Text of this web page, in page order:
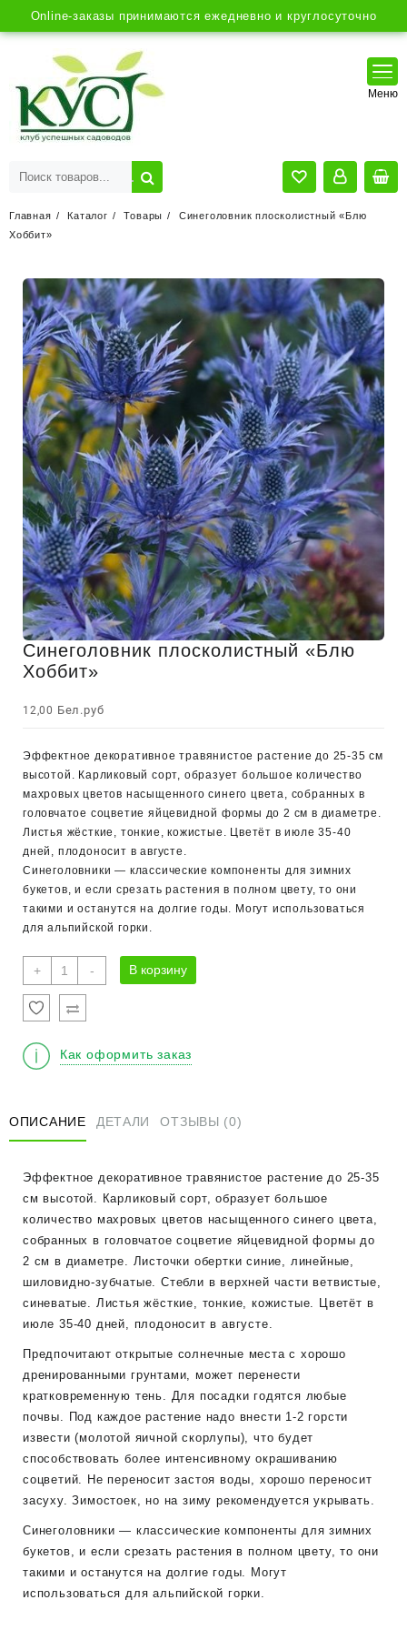
Online-заказы принимаются ежедневно и круглосуточно
Главная Каталог Товары
Синеголовник плосколистный «Блю
Хоббит»
Синеголовник плосколистный «Блю
Хоббит»
12,00 Бел.руб
Эффектное декоративное травянистое растение до 25-35 см
высотой. Карликовый сорт, образует большое количество
махровых цветов насыщенного синего цвета, собранных в
головчатое соцветие яйцевидной формы до 2 см в диаметре.
Листья жёсткие, тонкие, кожистые. Цветёт в июле 35-40
дней, плодоносит в августе.
Синеголовники — классические компоненты для зимних
букетов, и если срезать растения в полном цвету, то они
такими и останутся на долгие годы. Могут использоваться
для альпийской горки.
+
Количество
товара
Синеголовник
плосколистный
Хоббит"
- В корзину
Как оформить заказ
ОПИСАНИЕ ДЕТАЛИ ОТЗЫВЫ (0)
Эффектное декоративное травянистое растение до 25-35
см высотой. Карликовый сорт, образует большое
количество махровых цветов насыщенного синего цвета,
собранных в головчатое соцветие яйцевидной формы до
2 см в диаметре. Листочки обертки синие, линейные,
шиловидно-зубчатые. Стебли в верхней части ветвистые,
синеватые. Листья жёсткие, тонкие, кожистые. Цветёт в
июле 35-40 дней, плодоносит в августе.
Предпочитают открытые солнечные места с хорошо
дренированными грунтами, может перенести
кратковременную тень. Для посадки годятся любые
почвы. Под каждое растение надо внести 1-2 горсти
извести (молотой яичной скорлупы), что будет
способствовать более интенсивному окрашиванию
соцветий. Не переносит застоя воды, хорошо переносит
засуху. Зимостоек, но на зиму рекомендуется укрывать.
Синеголовники — классические компоненты для зимних
букетов, и если срезать растения в полном цвету, то они
такими и останутся на долгие годы. Могут
использоваться для альпийской горки.